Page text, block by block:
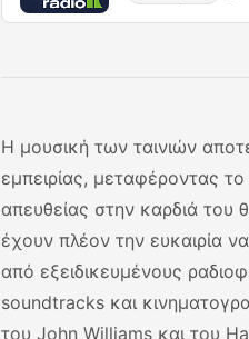
Η μουσική των ταινιών
εμπειρίας, μεταφέροντας
απευθείας στην καρδιά του
έχουν πλέον την ευκαιρία
από εξειδικευμένους
soundtracks και
του John Williams και του